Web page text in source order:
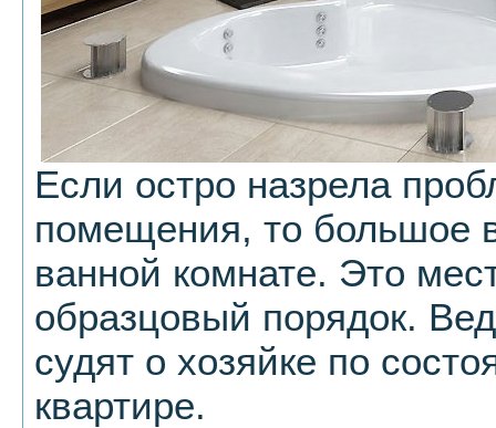
Если остро назрела
помещения, то большое
ванной комнате. Это
образцовый порядок.
судят о хозяйке по
квартире.